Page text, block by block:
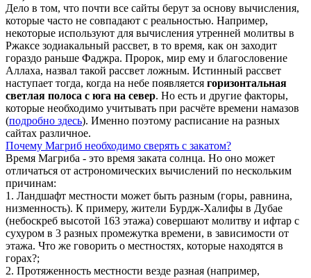
Дело в том, что почти все сайты берут за основу вычисления,
которые часто не совпадают с реальностью. Например,
некоторые используют для вычисления утренней молитвы в
Ржаксе зодиакальный рассвет, в то время, как он заходит
гораздо раньше Фаджра. Пророк, мир ему и благословение
Аллаха, назвал такой рассвет ложным. Истинный рассвет
наступает тогда, когда на небе появляется горизонтальная
светлая полоса с юга на север. Но есть и другие факторы,
которые необходимо учитывать при расчёте времени намазов
(подробно здесь). Именно поэтому расписание на разных
сайтах различное.
Почему Магриб необходимо сверять с закатом?
Время Магриба - это время заката солнца. Но оно может
отличаться от астрономических вычислений по нескольким
причинам:
1. Ландшафт местности может быть разным (горы, равнина,
низменность). К примеру, жители Бурдж-Халифы в Дубае
(небоскреб высотой 163 этажа) совершают молитву и ифтар с
сухуром в 3 разных промежутка времени, в зависимости от
этажа. Что же говорить о местностях, которые находятся в
горах?;
2. Протяженность местности везде разная (например,